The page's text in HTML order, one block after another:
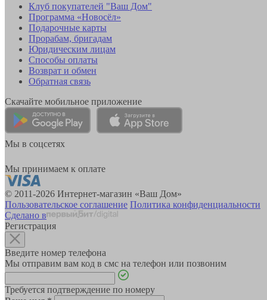
Клуб покупателей "Ваш Дом"
Программа «Новосёл»
Подарочные карты
Прорабам, бригадам
Юридическим лицам
Способы оплаты
Возврат и обмен
Обратная связь
Скачайте мобильное приложение
Мы в соцсетях
Мы принимаем к оплате
© 2011-2026 Интернет-магазин «Ваш Дом»
Пользовательское соглашение Политика конфиденциальности
Сделано в
Регистрация
Введите номер телефона
Мы отправим вам код в смс на телефон или позвоним
Требуется подтверждение по номеру